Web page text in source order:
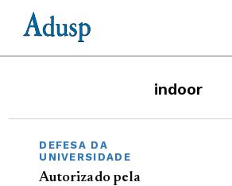
indoor
DEFESA DA
UNIVERSIDADE
Autorizado pela